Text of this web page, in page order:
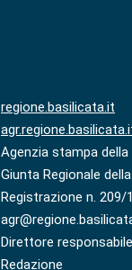
regione.basilicata.it
Agenzia stampa della
Giunta Regionale
Registrazione n. 209/
Direttore
Redazione